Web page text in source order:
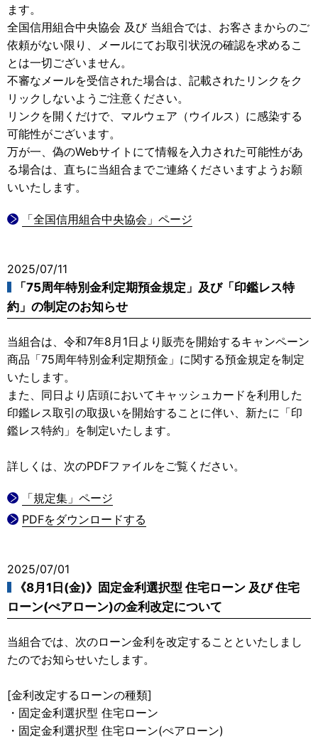
ます。
全国信用組合中央協会 及び 当組合では、お客さまからのご
依頼がない限り、メールにてお取引状況の確認を求めるこ
とは一切ございません。
不審なメールを受信された場合は、記載されたリンクをク
リックしないようご注意ください。
リンクを開くだけで、マルウェア（ウイルス）に感染する
可能性がございます。
万が一、偽のWebサイトにて情報を入力された可能性があ
る場合は、直ちに当組合までご連絡くださいますようお願
いいたします。
「全国信用組合中央協会」ページ
2025/07/11
「75周年特別金利定期預金規定」及び「印鑑レス特
約」の制定のお知らせ
当組合は、令和7年8月1日より販売を開始するキャンペーン
商品「75周年特別金利定期預金」に関する預金規定を制定
いたします。
また、同日より店頭においてキャッシュカードを利用した
印鑑レス取引の取扱いを開始することに伴い、新たに「印
鑑レス特約」を制定いたします。
詳しくは、次のPDFファイルをご覧ください。
「規定集」ページ
PDFをダウンロードする
2025/07/01
《8月1日(金)》固定金利選択型 住宅ローン 及び 住宅
ローン(ぺアローン)の金利改定について
当組合では、次のローン金利を改定することといたしまし
たのでお知らせいたします。
[金利改定するローンの種類]
・固定金利選択型 住宅ローン
・固定金利選択型 住宅ローン(ぺアローン)